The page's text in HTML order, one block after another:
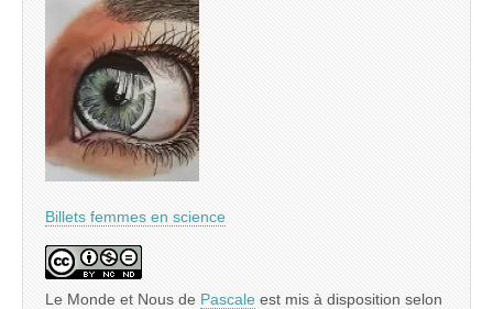
Billets femmes en science
Le Monde et Nous de Pascale est mis à disposition selon